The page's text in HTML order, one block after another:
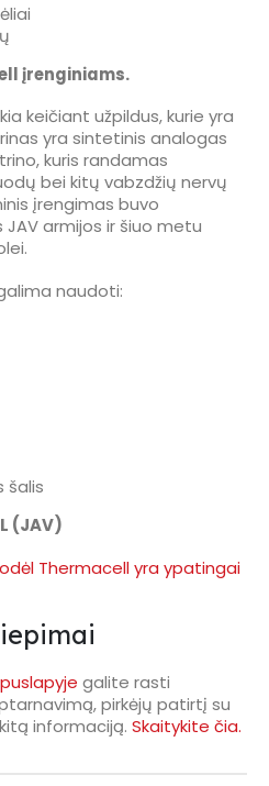
įrenginiams.
keičiant užpildus, kurie yra
yra sintetinis analogas
kuris randamas
bei kitų vabzdžių nervų
įrengimas buvo
armijos ir šiuo metu
naudoti:
šalis
(JAV)
Thermacell yra ypatingai
galite rasti
pirkėjų patirtį su
informaciją. Skaitykite čia.